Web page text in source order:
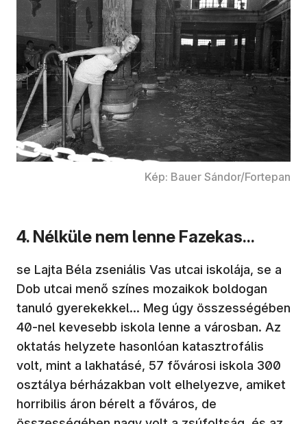
Kép: Bauer Sándor/Fortepan
4. Nélküle nem lenne Fazekas...
se Lajta Béla zseniális Vas utcai iskolája, se a
Dob utcai menő színes mozaikok boldogan
tanuló gyerekekkel… Meg úgy összességében
40-nel kevesebb iskola lenne a városban. Az
oktatás helyzete hasonlóan katasztrofális
volt, mint a lakhatásé, 57 fővárosi iskola 300
osztálya bérházakban volt elhelyezve, amiket
horribilis áron bérelt a főváros, de